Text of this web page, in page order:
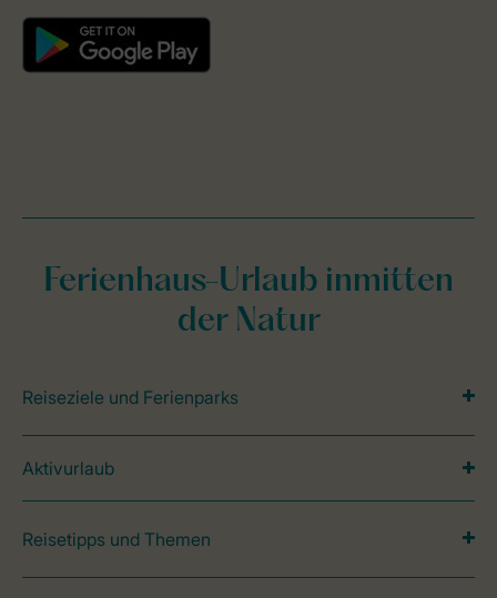
Ferienhaus-Urlaub inmitten
der Natur
Reiseziele und Ferienparks
Aktivurlaub
Reisetipps und Themen